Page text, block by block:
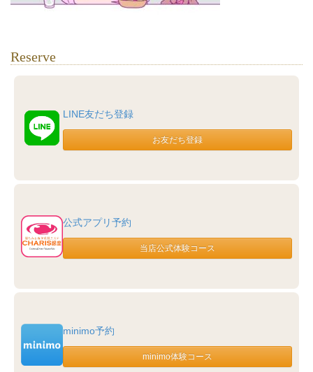
Reserve
LINE友だち登録
公式アプリ予約
minimo予約